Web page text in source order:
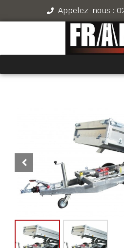
Appelez-nous :